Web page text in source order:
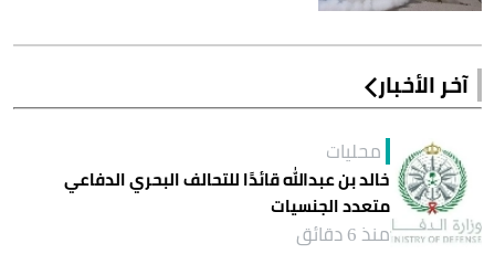
آخر الأخبار
محليات
خالد بن عبدالله قائدًا للتحالف البحري الدفاعي
متعدد الجنسيات
منذ 6 دقائق